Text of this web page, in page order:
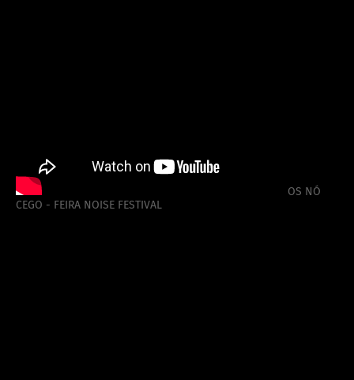
OS NÓ
CEGO - FEIRA NOISE FESTIVAL